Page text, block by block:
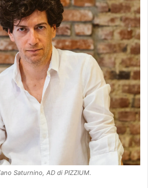
Saturnino, AD di PIZZIUM.